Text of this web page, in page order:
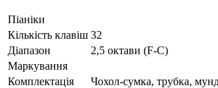
Піаніки
Кількість клавіш 32
Діапазон
2,5 октави (F-C)
Маркування
Комплектація
Чохол-сумка, трубка,